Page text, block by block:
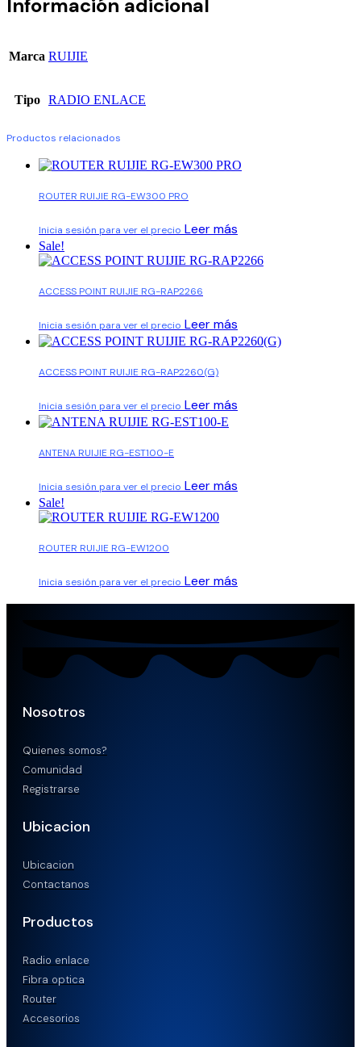
Información adicional
Marca RUIJIE
Tipo RADIO ENLACE
Productos relacionados
ROUTER RUIJIE RG-EW300 PRO
Inicia sesión para ver el precio Leer más
Sale!
ACCESS POINT RUIJIE RG-RAP2266
Inicia sesión para ver el precio Leer más
ACCESS POINT RUIJIE RG-RAP2260(G)
Inicia sesión para ver el precio Leer más
ANTENA RUIJIE RG-EST100-E
Inicia sesión para ver el precio Leer más
Sale!
ROUTER RUIJIE RG-EW1200
Inicia sesión para ver el precio Leer más
Nosotros
Quienes somos?
Comunidad
Registrarse
Ubicacion
Ubicacion
Contactanos
Productos
Radio enlace
Fibra optica
Router
Accesorios